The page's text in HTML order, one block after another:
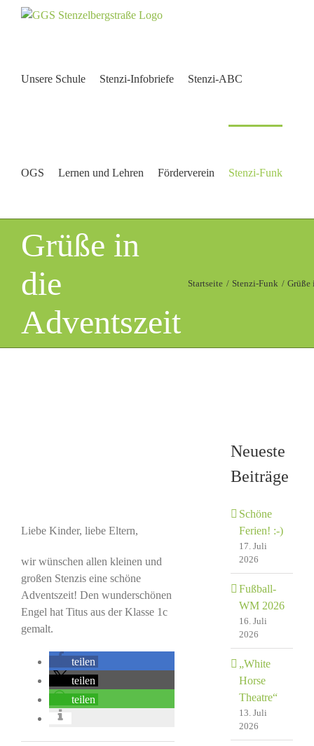
Unsere Schule Stenzi-Infobriefe Stenzi-ABC
OGS Lernen und Lehren Förderverein Stenzi-Funk
Grüße in
die
Adventszeit
Startseite Stenzi-Funk Grüße
Liebe Kinder, liebe Eltern,
wir wünschen allen kleinen und
großen Stenzis eine schöne
Adventszeit! Den wunderschönen
Engel hat Titus aus der Klasse 1c
gemalt.
teilen
teilen
teilen
Neueste
Beiträge
Schöne
Ferien! :-)
17. Juli
2026
Fußball-
WM 2026
16. Juli
2026
„White
Horse
Theatre“
13. Juli
2026